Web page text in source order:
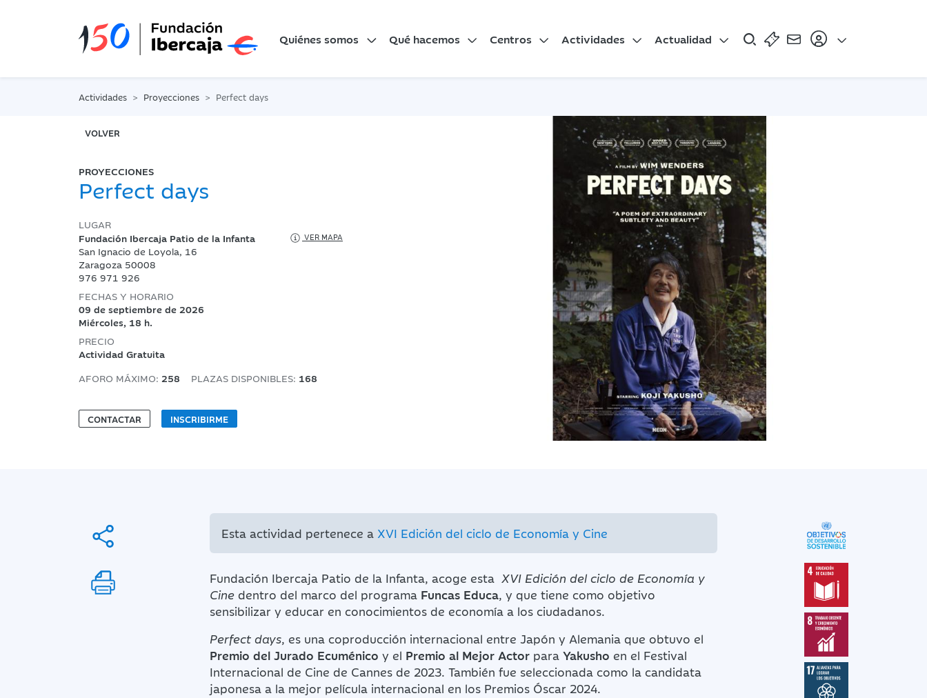
Quiénes somos Qué hacemos Centros Actividades Actualidad
Actividades Proyecciones Perfect days
VOLVER
PROYECCIONES
Perfect days
LUGAR
Fundación Ibercaja Patio de la Infanta
VER MAPA
San Ignacio de Loyola, 16
Zaragoza 50008
976 971 926
FECHAS Y HORARIO
09 de septiembre de 2026
Miércoles, 18 h.
PRECIO
Actividad Gratuita
AFORO MÁXIMO: 258 PLAZAS DISPONIBLES: 168
CONTACTAR INSCRIBIRME
Esta actividad pertenece a XVI Edición del ciclo de Economía y Cine
Fundación Ibercaja Patio de la Infanta, acoge esta XVI Edición del ciclo de Economía y
Cine dentro del marco del programa Funcas Educa, y que tiene como objetivo
sensibilizar y educar en conocimientos de economía a los ciudadanos.
Perfect days, es una coproducción internacional entre Japón y Alemania que obtuvo el
Premio del Jurado Ecuménico y el Premio al Mejor Actor para Yakusho en el Festival
Internacional de Cine de Cannes de 2023. También fue seleccionada como la candidata
japonesa a la mejor película internacional en los Premios Óscar 2024.